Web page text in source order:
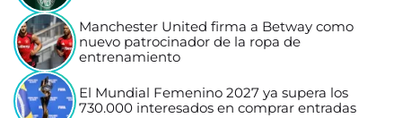
Manchester United firma a Betway como
nuevo patrocinador de la ropa de
entrenamiento
El Mundial Femenino 2027 ya supera los
730.000 interesados en comprar entradas